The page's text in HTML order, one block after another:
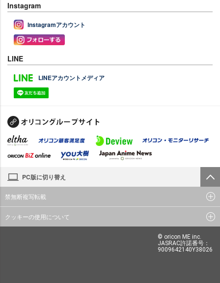
Instagram
Instagramアカウント
LINE
LINEアカウントメディア
PC版に切り替え
禁無断複写転載
クッキーの使用について
© oricon ME inc.
JASRAC許諾番号：
9009642140Y38026